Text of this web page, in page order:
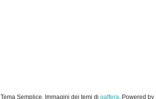
Tema Semplice. Immagini dei temi di gaffera. Powered by